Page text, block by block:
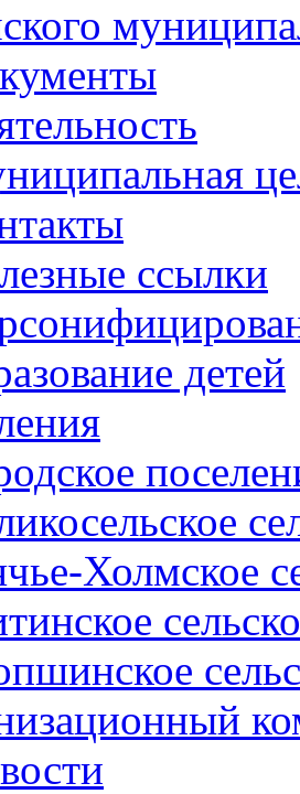
ссылки
детей
Холмское